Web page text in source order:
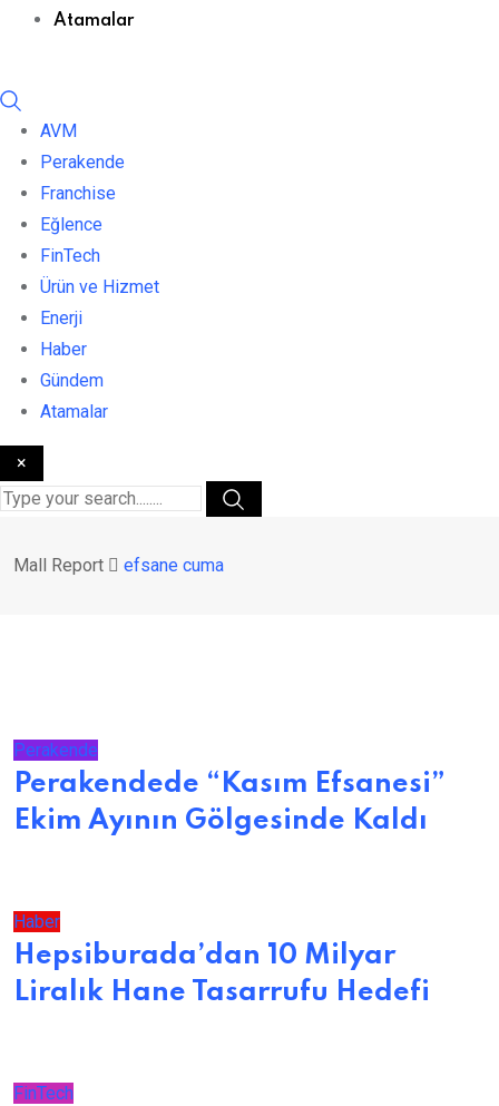
Atamalar
AVM
Perakende
Franchise
Eğlence
FinTech
Ürün ve Hizmet
Enerji
Haber
Gündem
Atamalar
×
Mall Report efsane cuma
Perakende
Perakendede “Kasım Efsanesi”
Ekim Ayının Gölgesinde Kaldı
Haber
Hepsiburada’dan 10 Milyar
Liralık Hane Tasarrufu Hedefi
FinTech